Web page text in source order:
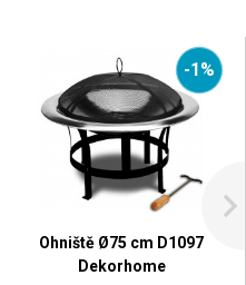
-1%
Ohniště Ø75 cm D1097
Dekorhome